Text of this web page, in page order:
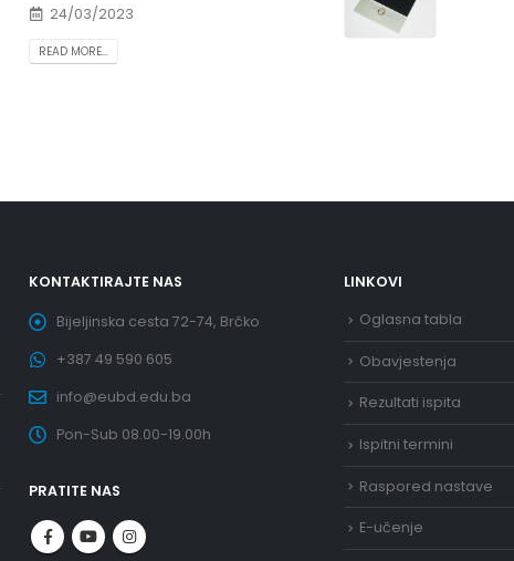
24/03/2023
READ MORE...
KONTAKTIRAJTE NAS
Bijeljinska cesta 72-74, Brčko
+387 49 590 605
info@eubd.edu.ba
Pon-Sub 08.00-19.00h
PRATITE NAS
LINKOVI
Oglasna tabla
Obavjestenja
Rezultati ispita
Ispitni termini
Raspored nastave
E-učenje